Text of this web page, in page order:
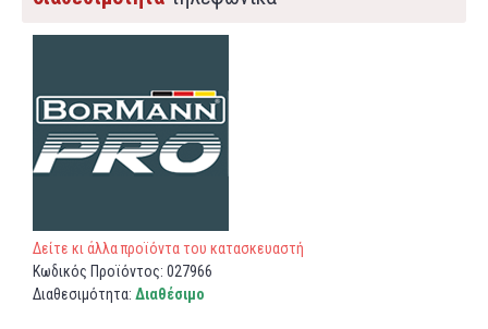
Δείτε κι άλλα προϊόντα του κατασκευαστή
Κωδικός Προϊόντος: 027966
Διαθεσιμότητα: Διαθέσιμο